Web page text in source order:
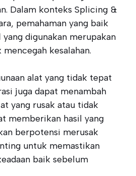
Dalam konteks Splicing &
pemahaman yang baik
digunakan merupakan
kesalahan.
alat yang tidak tepat
juga dapat menambah
yang rusak atau tidak
memberikan hasil yang
berpotensi merusak
untuk memastikan
baik sebelum